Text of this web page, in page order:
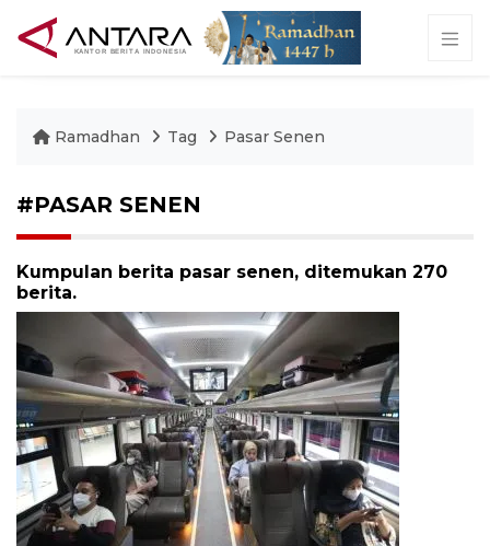
Ramadhan Tag Pasar Senen
#PASAR SENEN
Kumpulan berita pasar senen, ditemukan 270
berita.